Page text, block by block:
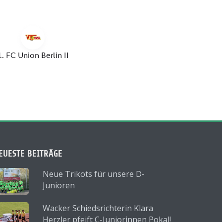
BEITRÄGE
Neue Trikots für unsere D-
Junioren
Wacker Schiedsrichterin Klara
Herzler pfeift C-Juniorinnen Pokal!